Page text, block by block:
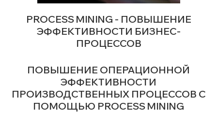
PROCESS MINING - ПОВЫШЕНИЕ
ЭФФЕКТИВНОСТИ БИЗНЕС-
ПРОЦЕССОВ
ПОВЫШЕНИЕ ОПЕРАЦИОННОЙ
ЭФФЕКТИВНОСТИ
ПРОИЗВОДСТВЕННЫХ ПРОЦЕССОВ С
ПОМОЩЬЮ PROCESS MINING